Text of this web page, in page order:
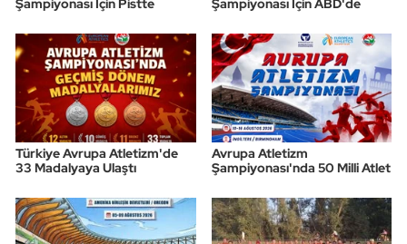
Şampiyonası İçin Pistte
Şampiyonası İçin ABD'de
Türkiye Avrupa Atletizm'de
33 Madalyaya Ulaştı
Avrupa Atletizm
Şampiyonası'nda 50 Milli Atlet